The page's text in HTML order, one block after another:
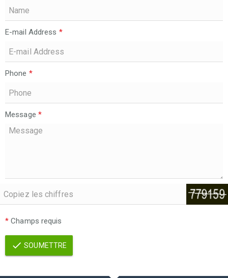
E-mail Address *
Phone *
Message *
* Champs requis
SOUMETTRE